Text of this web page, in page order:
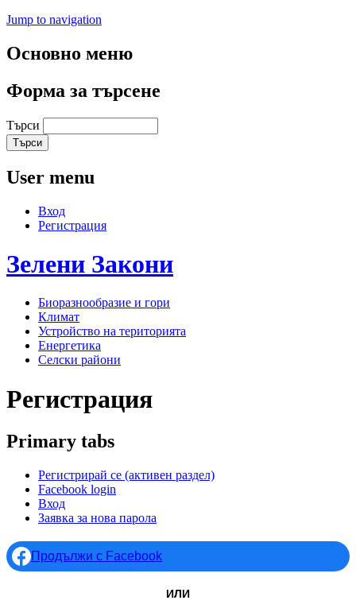
Jump to navigation
Основно меню
Форма за търсене
Търси
User menu
Вход
Регистрация
Зелени Закони
Биоразнообразие и гори
Климат
Устройство на територията
Енергетика
Селски райони
Регистрация
Primary tabs
Регистрирай се (активен раздел)
Facebook login
Вход
Заявка за нова парола
Продължи с Facebook
ИЛИ